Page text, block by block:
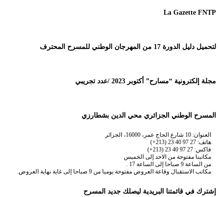
La Gazette FNTP
لتحميل دليل الدورة 17 من المهرجان الوطني للمسرح المحترف
مجلة إلكترونية “مسارح” أكتوبر 2023 /عدد تجريبي
المسرح الوطني الجزائري محي الدين بشطارزي
العنوان: 10 شارع الحاج عمر، 16000، الجزائر
هاتف: 27 97 40 23 (213+)
فاكس: 27 97 40 23 (213+)
مكاتبنا مفتوحة من الاحد إلى الخميس
من الساعة 9 صباحا إلى الساعة 17 .
مكاتب الاستقبال وقاعة العروض مفتوحة يوميا من 9 صباحا إلى غاية نهاية العروض.
إشترك في قائمتنا البريدية ليصلك جديد المسرح